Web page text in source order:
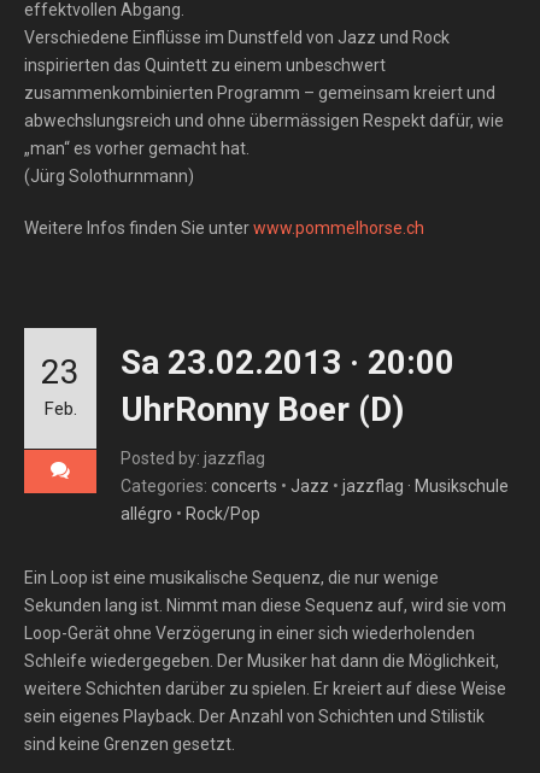
effektvollen Abgang.
Verschiedene Einflüsse im Dunstfeld von Jazz und Rock
inspirierten das Quintett zu einem unbeschwert
zusammenkombinierten Programm – gemeinsam kreiert und
abwechslungsreich und ohne übermässigen Respekt dafür, wie
„man“ es vorher gemacht hat.
(Jürg Solothurnmann)
Weitere Infos finden Sie unterwww.pommelhorse.ch
Sa 23.02.2013 · 20:00
UhrRonny Boer (D)
Posted by: jazzflag
Categories: concerts • Jazz • jazzflag · Musikschule
allégro • Rock/Pop
23
Feb.
Ein Loop ist eine musikalische Sequenz, die nur wenige
Sekunden lang ist. Nimmt man diese Sequenz auf, wird sie vom
Loop-Gerät ohne Verzögerung in einer sich wiederholenden
Schleife wiedergegeben. Der Musiker hat dann die Möglichkeit,
weitere Schichten darüber zu spielen. Er kreiert auf diese Weise
sein eigenes Playback. Der Anzahl von Schichten und Stilistik
sind keine Grenzen gesetzt.